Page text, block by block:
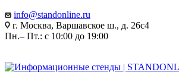
info@standonline.ru
г. Москва, Варшавское ш., д. 26с4
Пн.– Пт.: с 10:00 до 19:00